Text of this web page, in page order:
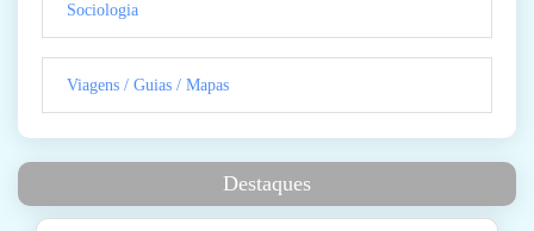
Sociologia
Viagens / Guias / Mapas
Destaques